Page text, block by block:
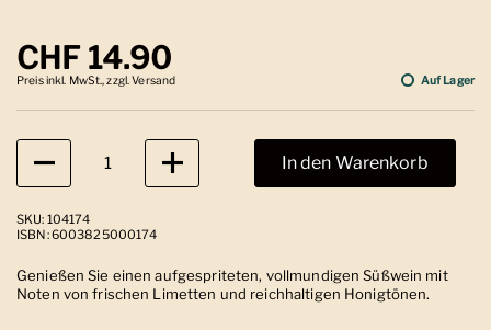
Regulärer Preis
CHF 14.90
Preis inkl. MwSt., zzgl. Versand Auf Lager
Anzahl
In den Warenkorb
SKU: 104174
ISBN: 6003825000174
Genießen Sie einen aufgespriteten, vollmundigen Süßwein mit
Noten von frischen Limetten und reichhaltigen Honigtönen.